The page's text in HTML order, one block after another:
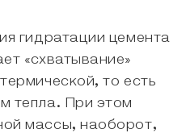
гидратации цемента
«схватывание»
то есть
тепла. При этом
массы, наоборот,